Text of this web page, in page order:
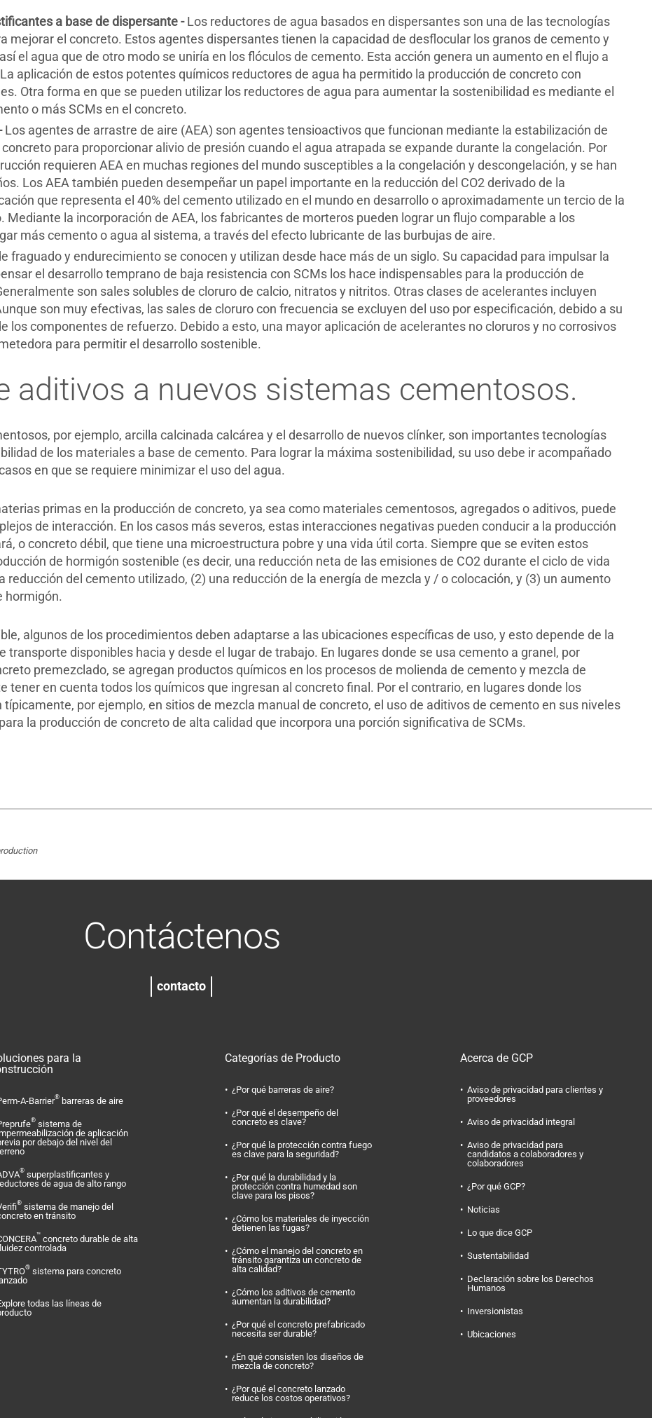
a base de dispersante -Los reductores de agua basados en dispersantes son una de las tecnologías
mejorar el concreto. Estos agentes dispersantes tienen la capacidad de desflocular los granos de cemento y
el agua que de otro modo se uniría en los flóculos de cemento. Esta acción genera un aumento en el flujo a
aplicación de estos potentes químicos reductores de agua ha permitido la producción de concreto con
Otra forma en que se pueden utilizar los reductores de agua para aumentar la sostenibilidad es mediante el
o más SCMs en el concreto.
Los agentes de arrastre de aire (AEA) son agentes tensioactivos que funcionan mediante la estabilización de
para proporcionar alivio de presión cuando el agua atrapada se expande durante la congelación. Por
requieren AEA en muchas regiones del mundo susceptibles a la congelación y descongelación, y se han
Los AEA también pueden desempeñar un papel importante en la reducción del CO2 derivado de la
que representa el 40% del cemento utilizado en el mundo en desarrollo o aproximadamente un tercio de la
Mediante la incorporación de AEA, los fabricantes de morteros pueden lograr un flujo comparable a los
más cemento o agua al sistema, a través del efecto lubricante de las burbujas de aire.
fraguado y endurecimiento se conocen y utilizan desde hace más de un siglo. Su capacidad para impulsar la
el desarrollo temprano de baja resistencia con SCMs los hace indispensables para la producción de
son sales solubles de cloruro de calcio, nitratos y nitritos. Otras clases de acelerantes incluyen
son muy efectivas, las sales de cloruro con frecuencia se excluyen del uso por especificación, debido a su
los componentes de refuerzo. Debido a esto, una mayor aplicación de acelerantes no cloruros y no corrosivos
para permitir el desarrollo sostenible.
aditivos a nuevos sistemas cementosos.
por ejemplo, arcilla calcinada calcárea y el desarrollo de nuevos clínker, son importantes tecnologías
de los materiales a base de cemento. Para lograr la máxima sostenibilidad, su uso debe ir acompañado
en que se requiere minimizar el uso del agua.
primas en la producción de concreto, ya sea como materiales cementosos, agregados o aditivos, puede
de interacción. En los casos más severos, estas interacciones negativas pueden conducir a la producción
o concreto débil, que tiene una microestructura pobre y una vida útil corta. Siempre que se eviten estos
de hormigón sostenible (es decir, una reducción neta de las emisiones de CO2 durante el ciclo de vida
del cemento utilizado, (2) una reducción de la energía de mezcla y / o colocación, y (3) un aumento
hormigón.
algunos de los procedimientos deben adaptarse a las ubicaciones específicas de uso, y esto depende de la
transporte disponibles hacia y desde el lugar de trabajo. En lugares donde se usa cemento a granel, por
premezclado, se agregan productos químicos en los procesos de molienda de cemento y mezcla de
tener en cuenta todos los químicos que ingresan al concreto final. Por el contrario, en lugares donde los
por ejemplo, en sitios de mezcla manual de concreto, el uso de aditivos de cemento en sus niveles
la producción de concreto de alta calidad que incorpora una porción significativa de SCMs.
Contáctenos
contacto
para la
A-Barrier® barreras de aire
® sistema de
de aplicación
por debajo del nivel del
® superplastificantes y
de agua de alto rango
® sistema de manejo del
en tránsito
™ concreto durable de alta
controlada
® sistema para concreto
todas las líneas de
Categorías de Producto
¿Por qué barreras de aire?
¿Por qué el desempeño del
concreto es clave?
¿Por qué la protección contra fuego
es clave para la seguridad?
¿Por qué la durabilidad y la
protección contra humedad son
clave para los pisos?
¿Cómo los materiales de inyección
detienen las fugas?
¿Cómo el manejo del concreto en
tránsito garantiza un concreto de
alta calidad?
¿Cómo los aditivos de cemento
aumentan la durabilidad?
¿Por qué el concreto prefabricado
necesita ser durable?
¿En qué consisten los diseños de
mezcla de concreto?
¿Por qué el concreto lanzado
reduce los costos operativos?
Acerca de GCP
Aviso de privacidad para clientes y
proveedores
Aviso de privacidad integral
Aviso de privacidad para
candidatos a colaboradores y
colaboradores
¿Por qué GCP?
Noticias
Lo que dice GCP
Sustentabilidad
Declaración sobre los Derechos
Humanos
Inversionistas
Ubicaciones